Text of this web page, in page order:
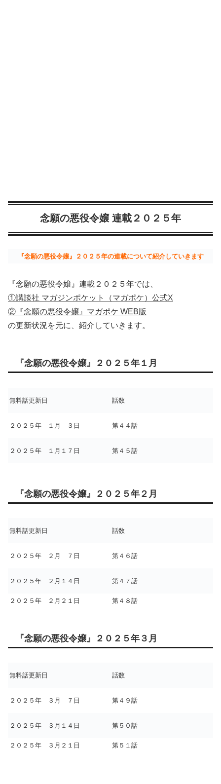
念願の悪役令嬢 連載２０２５年
『念願の悪役令嬢』２０２５年の連載について紹介していきます
『念願の悪役令嬢』連載２０２５年では、
①講談社 マガジンポケット（マガポケ）公式X
②『念願の悪役令嬢』マガポケ WEB版
の更新状況を元に、紹介していきます。
『念願の悪役令嬢』２０２５年１月
無料話更新日 話数
２０２５年 １月 ３日 第４４話
２０２５年 １月１７日 第４５話
『念願の悪役令嬢』２０２５年２月
無料話更新日 話数
２０２５年 ２月 ７日 第４６話
２０２５年 ２月１４日 第４７話
２０２５年 ２月２１日 第４８話
『念願の悪役令嬢』２０２５年３月
無料話更新日 話数
２０２５年 ３月 ７日 第４９話
２０２５年 ３月１４日 第５０話
２０２５年 ３月２１日 第５１話